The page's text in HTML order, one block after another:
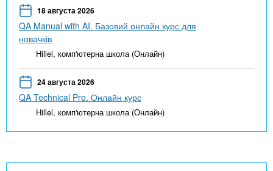
18 августа 2026
QA Manual with AI. Базовий онлайн курс для
новачків
Hillel, комп'ютерна школа (Онлайн)
24 августа 2026
QA Technical Pro. Онлайн курс
Hillel, комп'ютерна школа (Онлайн)